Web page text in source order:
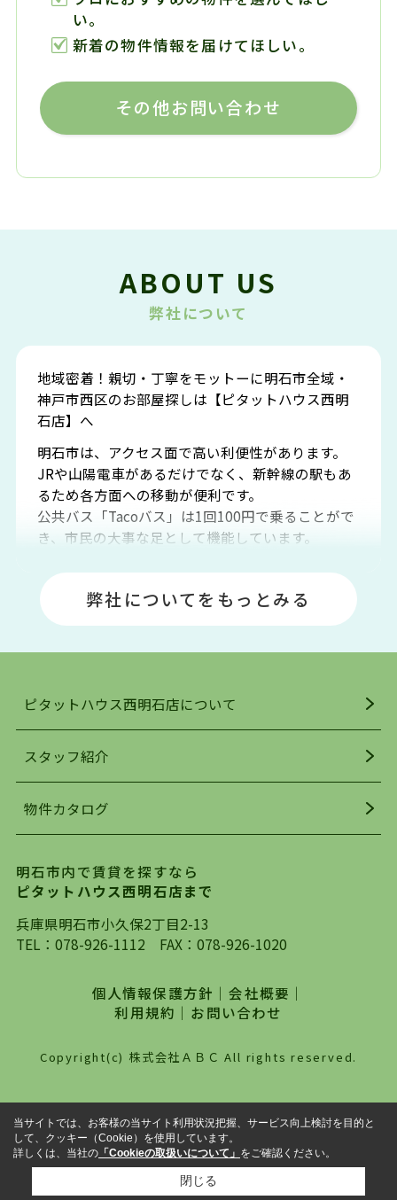
い。
新着の物件情報を届けてほしい。
その他お問い合わせ
ABOUT US
弊社について
地域密着！親切・丁寧をモットーに明石市全域・
神戸市西区のお部屋探しは【ピタットハウス西明
石店】へ
明石市は、アクセス面で高い利便性があります。
JRや山陽電車があるだけでなく、新幹線の駅もあ
るため各方面への移動が便利です。
公共バス「Tacoバス」は1回100円で乗ることがで
き、市民の大事な足として機能しています。
場や釣りスポットが多くあります。JR「大久保
駅」周辺には、ビブレ・イオンをはじめとした買
い物施設も多くあり、買い物にも困りません。
明石駅・西明石駅を中心に、明石市・神戸市西区
でお部屋探している方は、ぜひ当ＨＰにて物件を
お探しになってください。弊社は、スタッフの平
を行っており地域最大級の情報取扱量を誇ってお
ります。店頭で限られた物件をご紹介する、従来
自身でインターネットを利用し、理想のお部屋を
探していただき、選択していただいた物件情報に
対して、専門知識を持ったスタッフがサポートさ
せていただくスタイルを心がけております。私た
は、一度だけでは終わらない、お客様との末長い
お付き合いです。初めての一人暮らしから、就
職・ご結婚・売買物件の購入、などなど一生涯に
わたる、良きアドバイザーとして、地域に密着し
た営業スタイルで様々なお役立ちができればと強
わせください。
弊社についてをもっとみる
ピタットハウス西明石店について
スタッフ紹介
物件カタログ
明石市内で賃貸を探すなら
ピタットハウス西明石店まで
兵庫県明石市小久保2丁目2-13
TEL： 078-926-1112 FAX：078-926-1020
個人情報保護方針 ｜会社概要 ｜
利用規約 ｜ お問い合わせ
Copyright(c) 株式会社ＡＢＣ All rights reserved.
当サイトでは、お客様の当サイト利用状況把握、サービス向上検討を目的と
して、クッキー（Cookie）を使用しています。
詳しくは、当社の 「Cookieの取扱いについて」 をご確認ください。
閉じる